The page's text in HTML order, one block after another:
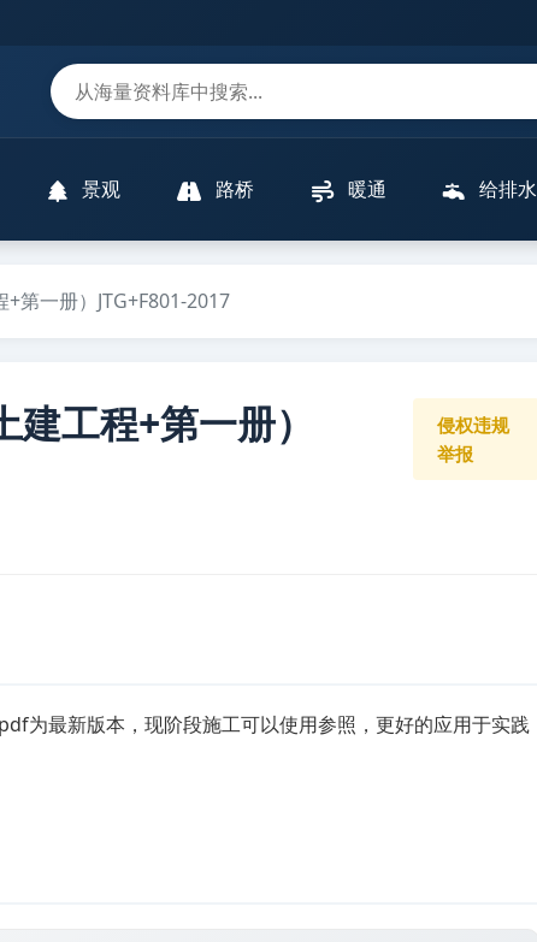
景观 路桥 暖通 给排水
第一册）JTG+F801-2017
工程+第一册）
侵权违规
举报
为最新版本，现阶段施工可以使用参照，更好的应用于实践